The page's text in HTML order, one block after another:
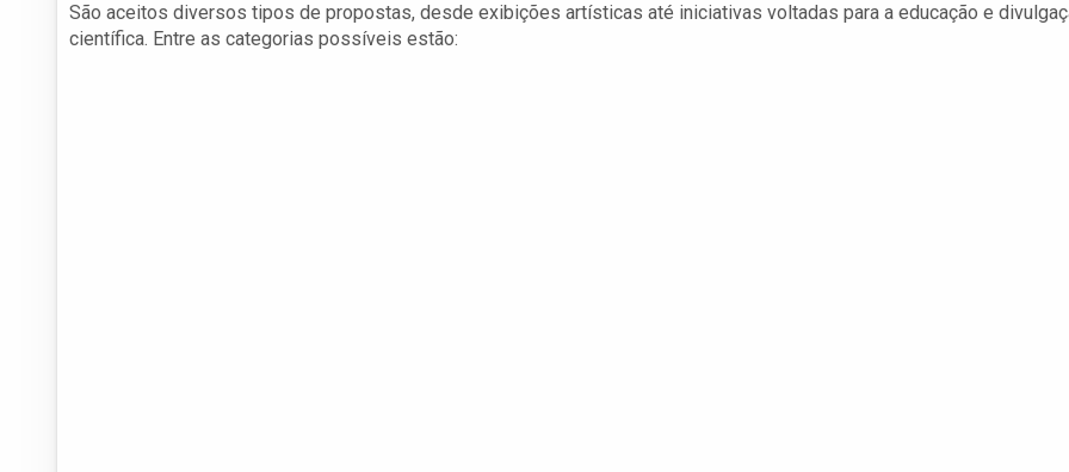
São aceitos diversos tipos de propostas, desde exibições artísticas até iniciativas voltadas para a educação e
científica. Entre as categorias possíveis estão: